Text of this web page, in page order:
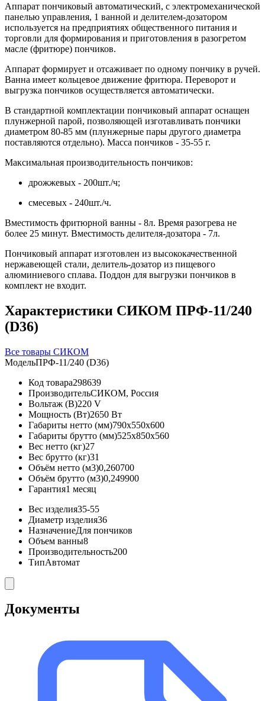
Аппарат пончиковый автоматический, с электромеханической
панелью управления, 1 ванной и делителем-дозатором
используется на предприятиях общественного питания и
торговли для формирования и приготовления в разогретом
масле (фритюре) пончиков.
Аппарат формирует и отсаживает по одному пончику в ручей.
Ванна имеет кольцевое движение фритюра. Переворот и
выгрузка пончиков осуществляется автоматически.
В стандартной комплектации пончиковый аппарат оснащен
плунжерной парой, позволяющей изготавливать пончики
диаметром 80-85 мм (плунжерные пары другого диаметра
поставляются отдельно). Масса пончиков - 35-55 г.
Максимальная производительность пончиков:
дрожжевых - 200шт./ч;
смесевых - 240шт./ч.
Вместимость фритюрной ванны - 8л. Время разогрева не
более 25 минут. Вместимость делителя-дозатора - 7л.
Пончиковый аппарат изготовлен из высококачественной
нержавеющей стали, делитель-дозатор из пищевого
алюминиевого сплава. Поддон для выгрузки пончиков в
комплект не входит.
Характеристики СИКОМ ПРФ-11/240
(D36)
Все товары СИКОМ
МодельПРФ-11/240 (D36)
Код товара298639
ПроизводительСИКОМ, Россия
Вольтаж (В)220 V
Мощность (Вт)2650 Вт
Габариты нетто (мм)790x550x600
Габариты брутто (мм)525x850x560
Вес нетто (кг)27
Вес брутто (кг)31
Объём нетто (м3)0,260700
Объём брутто (м3)0,249900
Гарантия1 месяц
Вес изделия35-55
Диаметр изделия36
НазначениеДля пончиков
Объем ванны8
Производительность200
ТипАвтомат
Документы